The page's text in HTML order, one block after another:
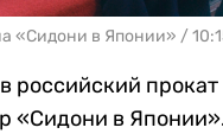
«Сидони в Японии» /
российский
«Сидони в